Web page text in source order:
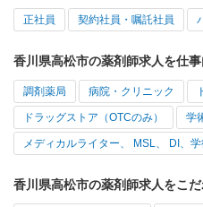
正社員 契約社員・嘱託社員
香川県高松市の薬剤師求人を仕
調剤薬局 病院・クリニック
ドラッグストア（OTCのみ） 学
メディカルライター、 MSL、 DI、
香川県高松市の薬剤師求人をこ